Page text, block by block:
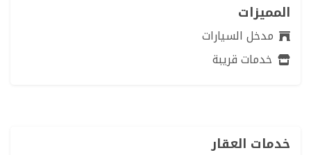
المميزات
مدخل السيارات
خدمات قريبة
خدمات العقار